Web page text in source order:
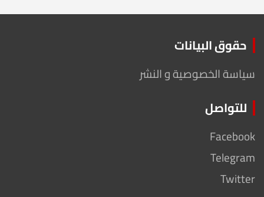
حقوق البيانات
سياسة الخصوصية و النشر
للتواصل
Facebook
Telegram
Twitter